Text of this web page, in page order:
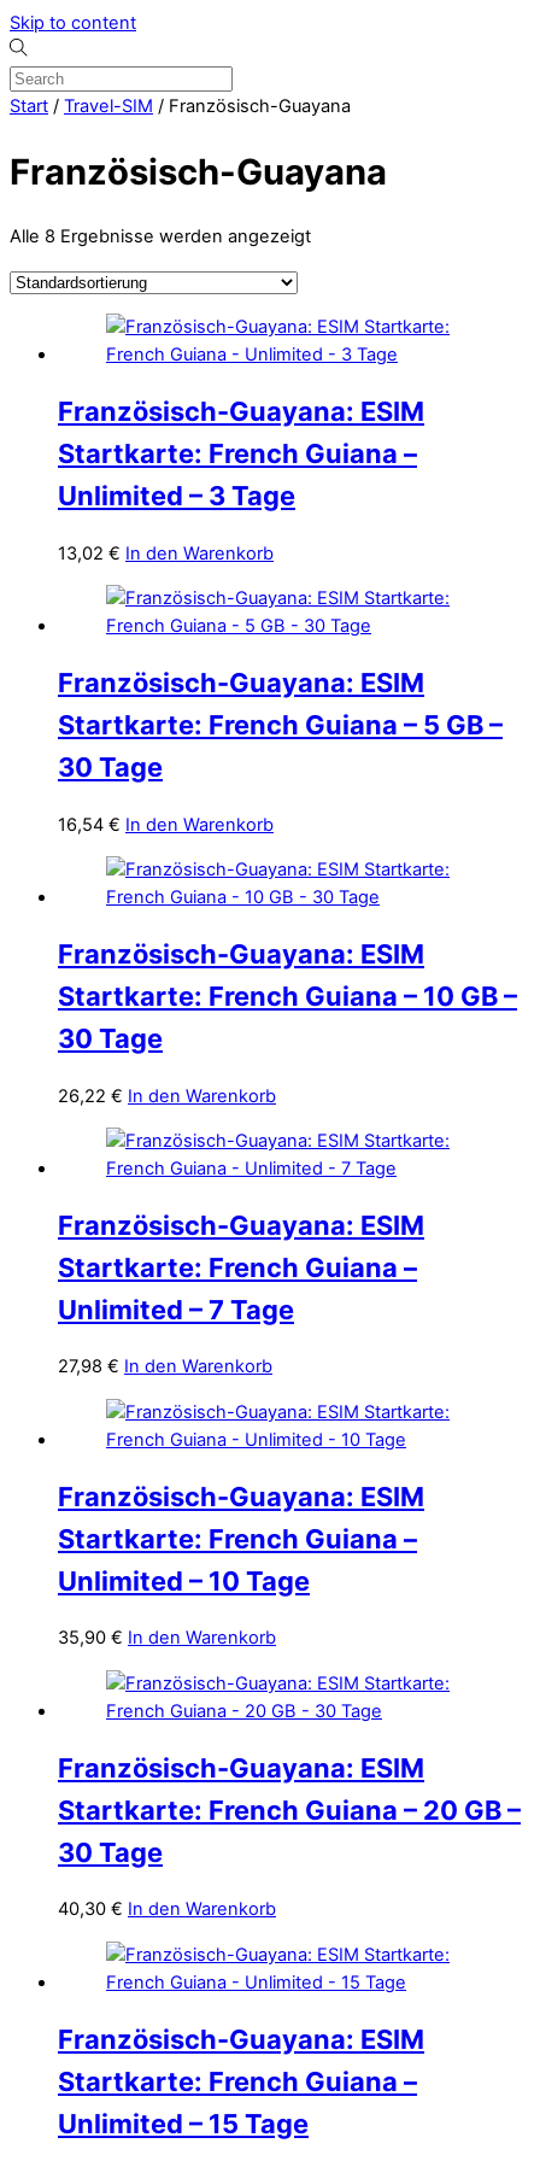
Skip to content
Start / Travel-SIM / Französisch-Guayana
Französisch-Guayana
Alle 8 Ergebnisse werden angezeigt
Französisch-Guayana: ESIM
Startkarte: French Guiana –
Unlimited – 3 Tage
13,02 € In den Warenkorb
Französisch-Guayana: ESIM
Startkarte: French Guiana – 5 GB –
30 Tage
16,54 € In den Warenkorb
Französisch-Guayana: ESIM
Startkarte: French Guiana – 10 GB –
30 Tage
26,22 € In den Warenkorb
Französisch-Guayana: ESIM
Startkarte: French Guiana –
Unlimited – 7 Tage
27,98 € In den Warenkorb
Französisch-Guayana: ESIM
Startkarte: French Guiana –
Unlimited – 10 Tage
35,90 € In den Warenkorb
Französisch-Guayana: ESIM
Startkarte: French Guiana – 20 GB –
30 Tage
40,30 € In den Warenkorb
Französisch-Guayana: ESIM
Startkarte: French Guiana –
Unlimited – 15 Tage